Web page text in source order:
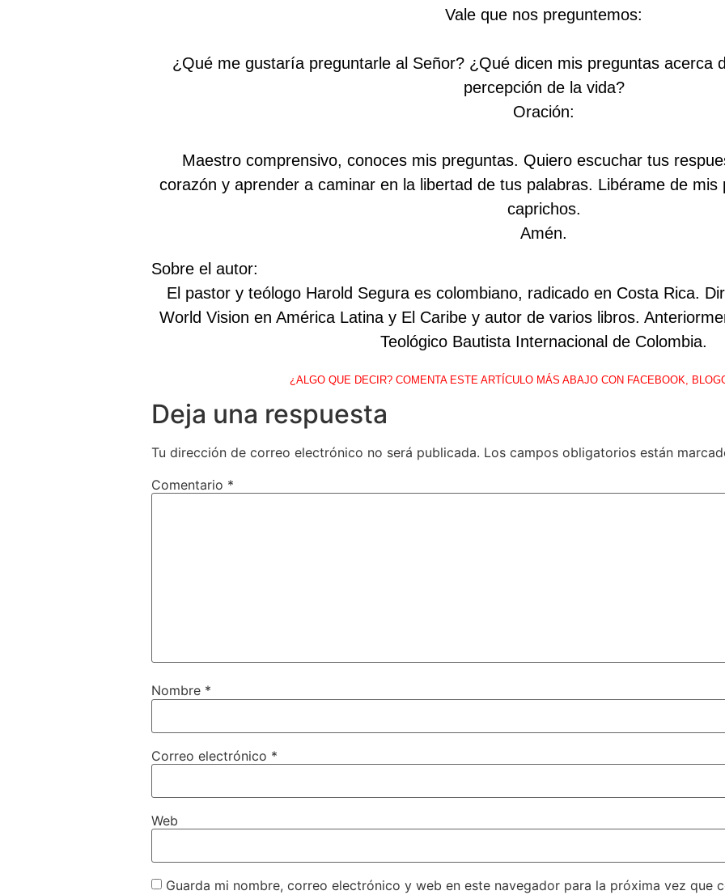
Vale que nos preguntemos:
¿Qué me gustaría preguntarle al Señor? ¿Qué dicen mis preguntas acerca
percepción de la vida?
Oración:
Maestro comprensivo, conoces mis preguntas. Quiero escuchar tus
corazón y aprender a caminar en la libertad de tus palabras. Libérame de
caprichos.
Amén.
Sobre el autor:
El pastor y teólogo Harold Segura es colombiano, radicado en Costa Rica.
World Vision en América Latina y El Caribe y autor de varios libros.
Teológico Bautista Internacional de Colombia.
¿ALGO QUE DECIR? COMENTA ESTE ARTÍCULO MÁS ABAJO CON FACEBOOK,
Deja una respuesta
Tu dirección de correo electrónico no será publicada. Los campos obligatorios están
Comentario *
Nombre *
Correo electrónico *
Web
Guarda mi nombre, correo electrónico y web en este navegador para la próxima vez que